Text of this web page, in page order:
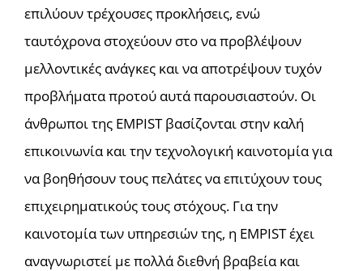
επιλύουν τρέχουσες προκλήσεις, ενώ
ταυτόχρονα στοχεύουν στο να προβλέψουν
μελλοντικές ανάγκες και να αποτρέψουν τυχόν
προβλήματα προτού αυτά παρουσιαστούν. Οι
άνθρωποι της EMPIST βασίζονται στην καλή
επικοινωνία και την τεχνολογική καινοτομία για
να βοηθήσουν τους πελάτες να επιτύχουν τους
επιχειρηματικούς τους στόχους. Για την
καινοτομία των υπηρεσιών της, η EMPIST έχει
αναγνωριστεί με πολλά διεθνή βραβεία και